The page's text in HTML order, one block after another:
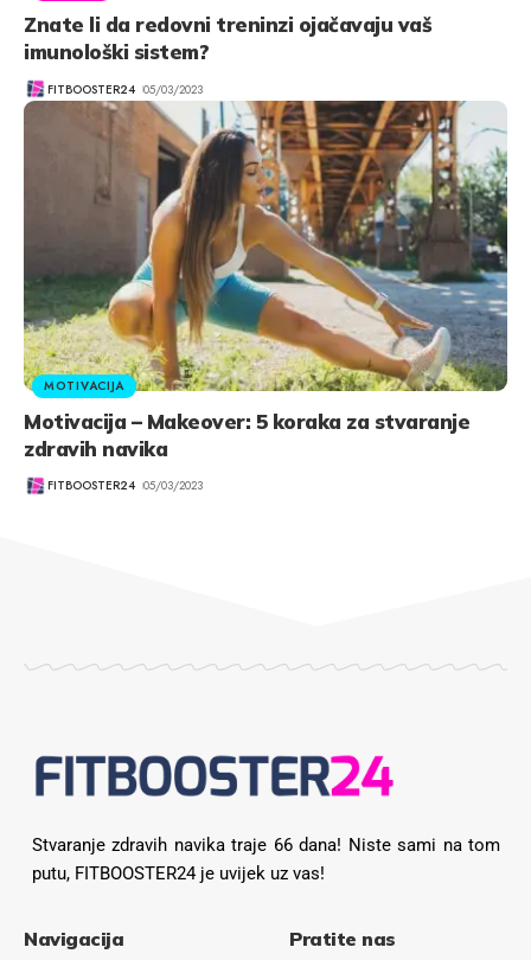
Znate li da redovni treninzi ojačavaju vaš
imunološki sistem?
FITBOOSTER24 05/03/2023
MOTIVACIJA
Motivacija – Makeover: 5 koraka za stvaranje
zdravih navika
FITBOOSTER24 05/03/2023
Stvaranje zdravih navika traje 66 dana! Niste sami na tom
putu, FITBOOSTER24 je uvijek uz vas!
Navigacija Pratite nas